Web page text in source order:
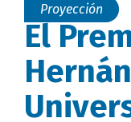
Proyección
El